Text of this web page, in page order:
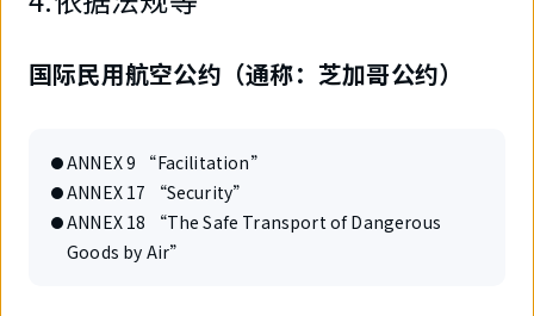
国际民用航空公约（通称：芝加哥公约）
ANNEX 9 “Facilitation”
ANNEX 17 “Security”
ANNEX 18 “The Safe Transport of Dangerous
Goods by Air”